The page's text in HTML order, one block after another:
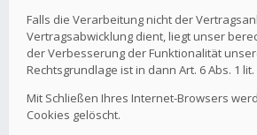
Falls die Verarbeitung nicht der
Vertragsabwicklung dient, liegt unser
der Verbesserung der Funktionalität
Rechtsgrundlage ist in dann Art. 6 Abs. 1 lit.
Mit Schließen Ihres Internet-Browsers
Cookies gelöscht.